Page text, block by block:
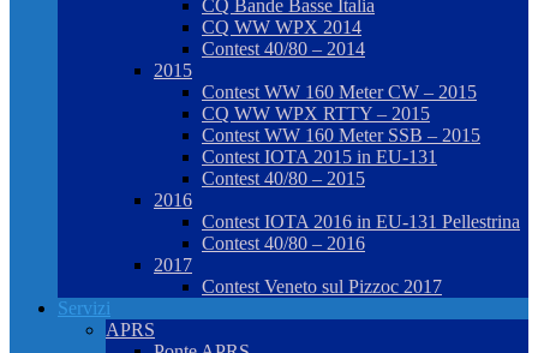
CQ Bande Basse Italia
CQ WW WPX 2014
Contest 40/80 – 2014
2015
Contest WW 160 Meter CW – 2015
CQ WW WPX RTTY – 2015
Contest WW 160 Meter SSB – 2015
Contest IOTA 2015 in EU-131
Contest 40/80 – 2015
2016
Contest IOTA 2016 in EU-131 Pellestrina
Contest 40/80 – 2016
2017
Contest Veneto sul Pizzoc 2017
Servizi
APRS